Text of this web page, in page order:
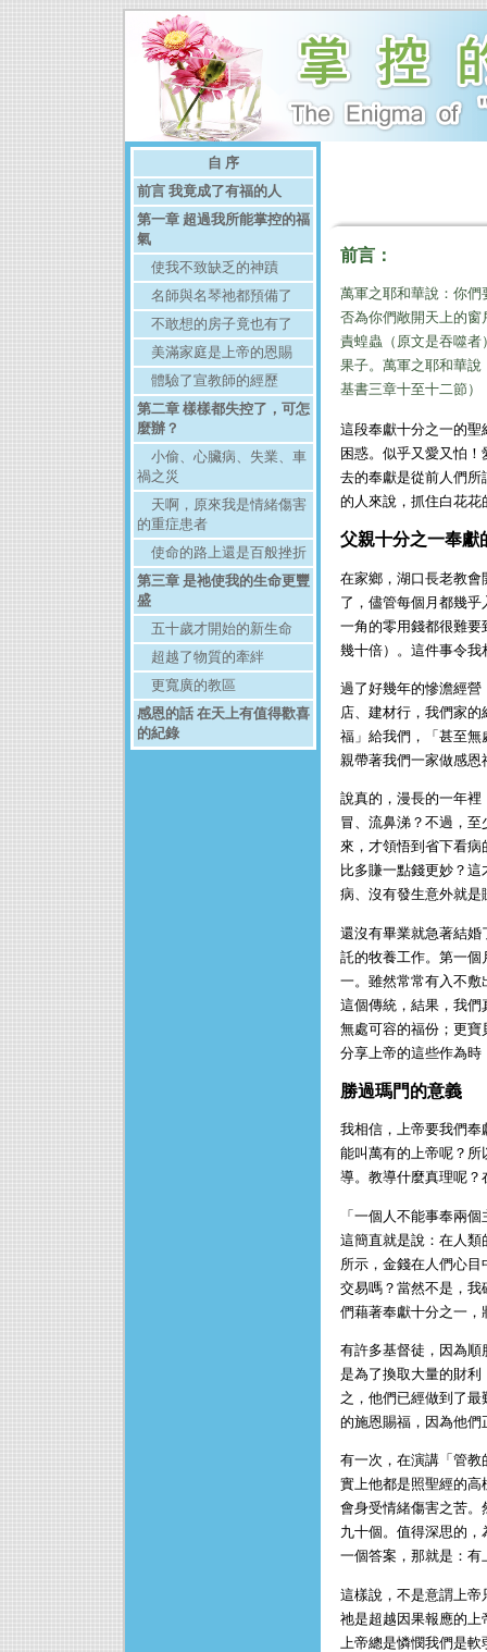
自 序
前言 我竟成了有福的人
第一章 超過我所能掌控的福
氣
使我不致缺乏的神蹟
名師與名琴祂都預備了
不敢想的房子竟也有了
美滿家庭是上帝的恩賜
體驗了宣教師的經歷
第二章 樣樣都失控了，可怎
麼辦？
小偷、心臟病、失業、車
禍之災
天啊，原來我是情緒傷害
的重症患者
使命的路上還是百般挫折
第三章 是祂使我的生命更豐
盛
五十歲才開始的新生命
超越了物質的牽絆
更寬廣的教區
感恩的話 在天上有值得歡喜
的紀錄
前言：
萬軍之耶和華說：你
否為你們敞開天上的
責蝗蟲（原文是吞噬
果子。萬軍之耶和華
基書三章十至十二節）
這段奉獻十分之一的
困惑。似乎又愛又怕
去的奉獻是從前人們
的人來說，抓住白花
父親十分之一奉獻
在家鄉，湖口長老教
了，儘管每個月都幾
一角的零用錢都很難
幾十倍）。這件事令
過了好幾年的慘澹經
店、建材行，我們家
福」給我們，「甚至
親帶著我們一家做感
說真的，漫長的一年
冒、流鼻涕？不過，
來，才領悟到省下看
比多賺一點錢更妙？
病、沒有發生意外就是
還沒有畢業就急著結
託的牧養工作。第一
一。雖然常常有入不
這個傳統，結果，我
無處可容的福份；更寶
分享上帝的這些作為
勝過瑪門的意義
我相信，上帝要我們
能叫萬有的上帝呢？
導。教導什麼真理呢
「一個人不能事奉兩
這簡直就是說：在人
所示，金錢在人們心
交易嗎？當然不是，
們藉著奉獻十分之一
有許多基督徒，因為
是為了換取大量的財
之，他們已經做到了
的施恩賜福，因為他
有一次，在演講「管
實上他都是照聖經的
會身受情緒傷害之苦
九十個。值得深思的
一個答案，那就是：
這樣說，不是意謂上
祂是超越因果報應的
上帝總是憐憫我們是